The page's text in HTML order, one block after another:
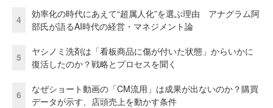
4
効率化の時代にあえて“超属人化”を選ぶ理由 アナグラム阿
部氏が語るAI時代の経営・マネジメント論
5
ヤシノミ洗剤は「看板商品に傷が付いた状態」からいかに
復活したのか？戦略とプロセスを聞く
6
なぜショート動画の「CM流用」は成果が出ないのか？購買
データが示す、店頭売上を動かす条件